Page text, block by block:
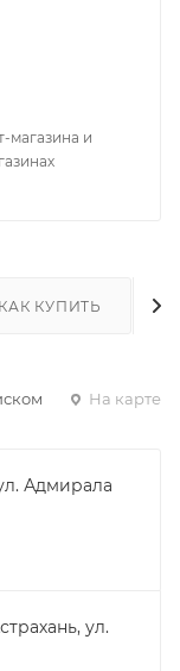
магазина и
КАК КУПИТЬ
На карте
Адмирала
ул.